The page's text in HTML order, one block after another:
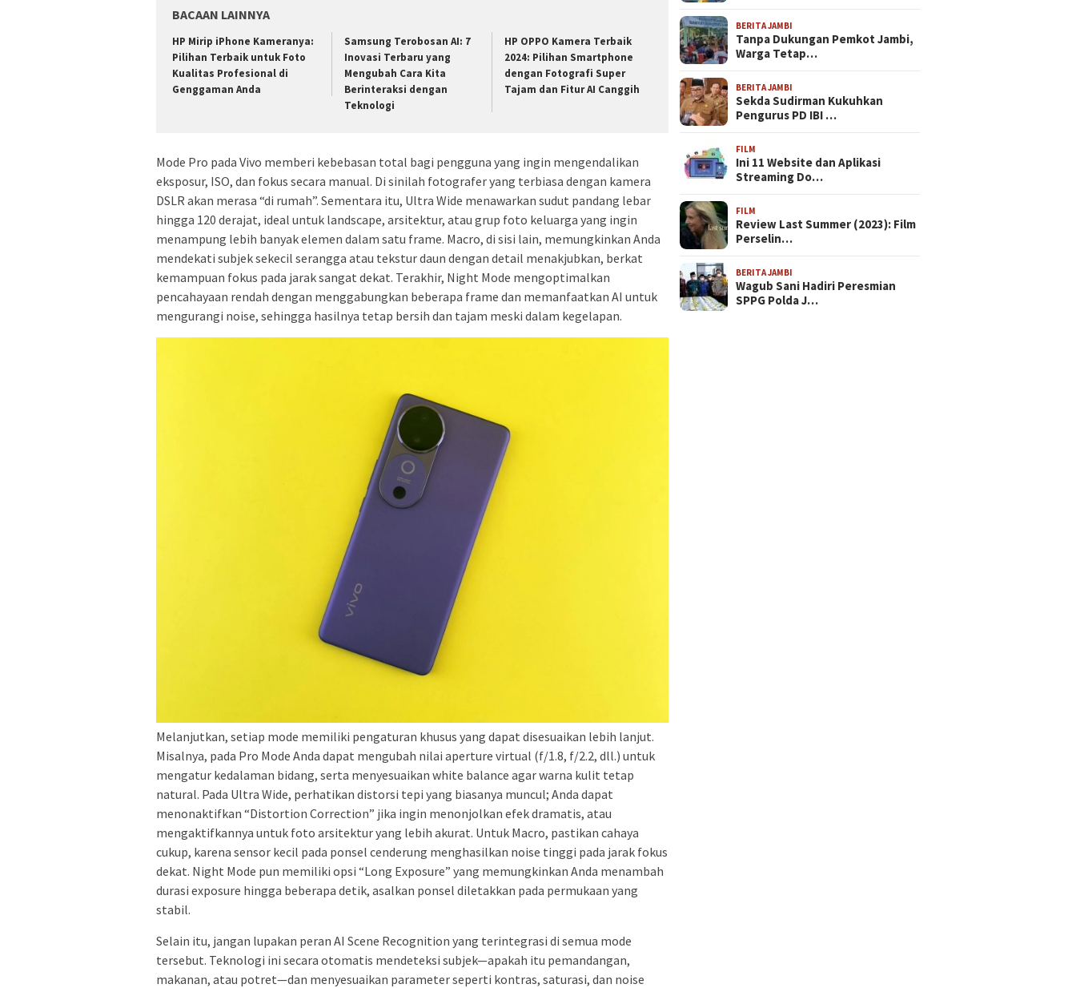
BACAAN LAINNYA
HP Mirip iPhone Kameranya:
Pilihan Terbaik untuk Foto
Kualitas Profesional di
Genggaman Anda
Samsung Terobosan AI: 7
Inovasi Terbaru yang
Mengubah Cara Kita
Berinteraksi dengan
Teknologi
HP OPPO Kamera Terbaik
2024: Pilihan Smartphone
dengan Fotografi Super
Tajam dan Fitur AI Canggih
Mode Pro pada Vivo memberi kebebasan total bagi pengguna yang ingin mengendalikan
eksposur, ISO, dan fokus secara manual. Di sinilah fotografer yang terbiasa dengan kamera
DSLR akan merasa “di rumah”. Sementara itu, Ultra Wide menawarkan sudut pandang lebar
hingga 120 derajat, ideal untuk landscape, arsitektur, atau grup foto keluarga yang ingin
menampung lebih banyak elemen dalam satu frame. Macro, di sisi lain, memungkinkan Anda
mendekati subjek sekecil serangga atau tekstur daun dengan detail menakjubkan, berkat
kemampuan fokus pada jarak sangat dekat. Terakhir, Night Mode mengoptimalkan
pencahayaan rendah dengan menggabungkan beberapa frame dan memanfaatkan AI untuk
mengurangi noise, sehingga hasilnya tetap bersih dan tajam meski dalam kegelapan.
Melanjutkan, setiap mode memiliki pengaturan khusus yang dapat disesuaikan lebih lanjut.
Misalnya, pada Pro Mode Anda dapat mengubah nilai aperture virtual (f/1.8, f/2.2, dll.) untuk
mengatur kedalaman bidang, serta menyesuaikan white balance agar warna kulit tetap
natural. Pada Ultra Wide, perhatikan distorsi tepi yang biasanya muncul; Anda dapat
menonaktifkan “Distortion Correction” jika ingin menonjolkan efek dramatis, atau
mengaktifkannya untuk foto arsitektur yang lebih akurat. Untuk Macro, pastikan cahaya
cukup, karena sensor kecil pada ponsel cenderung menghasilkan noise tinggi pada jarak fokus
dekat. Night Mode pun memiliki opsi “Long Exposure” yang memungkinkan Anda menambah
durasi exposure hingga beberapa detik, asalkan ponsel diletakkan pada permukaan yang
stabil.
Selain itu, jangan lupakan peran AI Scene Recognition yang terintegrasi di semua mode
tersebut. Teknologi ini secara otomatis mendeteksi subjek—apakah itu pemandangan,
makanan, atau potret—dan menyesuaikan parameter seperti kontras, saturasi, dan noise
BERITA JAMBI
Tanpa Dukungan Pemkot Jambi,
Warga Tetap…
BERITA JAMBI
Sekda Sudirman Kukuhkan
Pengurus PD IBI …
FILM
Ini 11 Website dan Aplikasi
Streaming Do…
FILM
Review Last Summer (2023): Film
Perselin…
BERITA JAMBI
Wagub Sani Hadiri Peresmian
SPPG Polda J…